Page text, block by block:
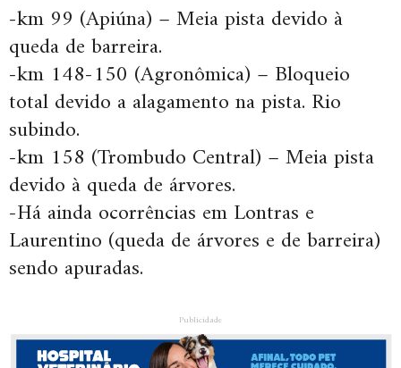
-km 99 (Apiúna) – Meia pista devido à
queda de barreira.
-km 148-150 (Agronômica) – Bloqueio
total devido a alagamento na pista. Rio
subindo.
-km 158 (Trombudo Central) – Meia pista
devido à queda de árvores.
-Há ainda ocorrências em Lontras e
Laurentino (queda de árvores e de barreira)
sendo apuradas.
Publicidade